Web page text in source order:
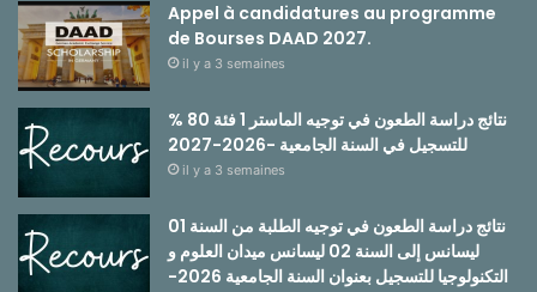
Appel à candidatures au programme
de Bourses DAAD 2027.
il y a 3 semaines
نتائج دراسة الطعون في توجيه الماستر 1 فئة 80 %
للتسجيل في السنة الجامعية -2026-2027
il y a 3 semaines
نتائج دراسة الطعون في توجيه الطلبة من السنة 01
ليسانس إلى السنة 02 ليسانس ميدان العلوم و
التكنولوجيا للتسجيل بعنوان السنة الجامعية 2026-